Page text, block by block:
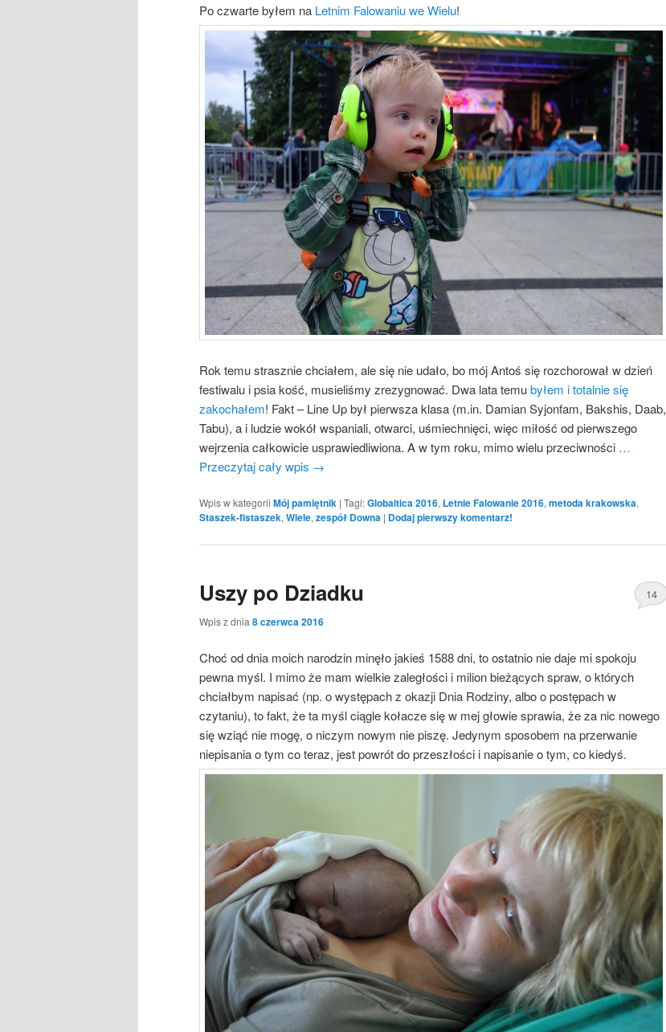
Po czwarte byłem na Letnim Falowaniu we Wielu!
Rok temu strasznie chciałem, ale się nie udało, bo mój Antoś się rozchorował w dzień
festiwalu i psia kość, musieliśmy zrezygnować. Dwa lata temubyłem i totalnie się
zakochałem! Fakt – Line Up był pierwsza klasa (m.in. Damian Syjonfam, Bakshis, Daab,
Tabu), a i ludzie wokół wspaniali, otwarci, uśmiechnięci, więc miłość od pierwszego
wejrzenia całkowicie usprawiedliwiona. A w tym roku, mimo wielu przeciwności …
Przeczytaj cały wpis →
Wpis w kategorii Mój pamiętnik | Tagi:Globaltica 2016, Letnie Falowanie 2016, metoda krakowska,
Staszek-fistaszek, Wiele, zespół Downa | Dodaj pierwszy komentarz!
Uszy po Dziadku
Wpis z dnia 8 czerwca 2016
14
Choć od dnia moich narodzin minęło jakieś 1588 dni, to ostatnio nie daje mi spokoju
pewna myśl. I mimo że mam wielkie zaległości i milion bieżących spraw, o których
chciałbym napisać (np. o występach z okazji Dnia Rodziny, albo o postępach w
czytaniu), to fakt, że ta myśl ciągle kołacze się w mej głowie sprawia, że za nic nowego
się wziąć nie mogę, o niczym nowym nie piszę. Jedynym sposobem na przerwanie
niepisania o tym co teraz, jest powrót do przeszłości i napisanie o tym, co kiedyś.